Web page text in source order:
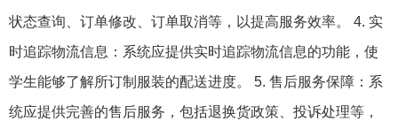
状态查询、订单修改、订单取消等，以提高服务效率。 4. 实
时追踪物流信息：系统应提供实时追踪物流信息的功能，使
学生能够了解所订制服装的配送进度。 5. 售后服务保障：系
统应提供完善的售后服务，包括退换货政策、投诉处理等，